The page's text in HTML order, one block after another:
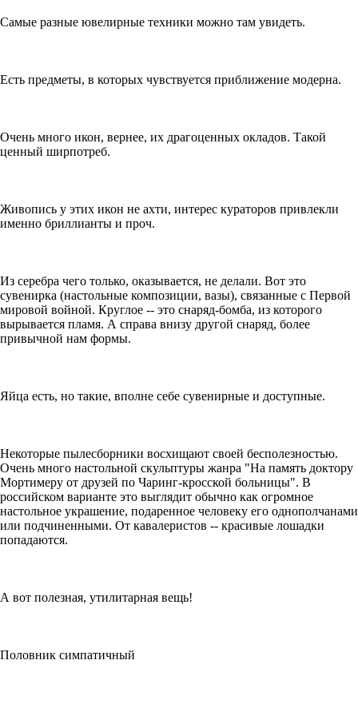
Самые разные ювелирные техники можно там увидеть.
Есть предметы, в которых чувствуется приближение модерна.
Очень много икон, вернее, их драгоценных окладов. Такой
ценный ширпотреб.
Живопись у этих икон не ахти, интерес кураторов привлекли
именно бриллианты и проч.
Из серебра чего только, оказывается, не делали. Вот это
сувенирка (настольные композиции, вазы), связанные с Первой
мировой войной. Круглое -- это снаряд-бомба, из которого
вырывается пламя. А справа внизу другой снаряд, более
привычной нам формы.
Яйца есть, но такие, вполне себе сувенирные и доступные.
Некоторые пылесборники восхищают своей бесполезностью.
Очень много настольной скульптуры жанра "На память доктору
Мортимеру от друзей по Чаринг-кросской больницы". В
российском варианте это выглядит обычно как огромное
настольное украшение, подаренное человеку его однополчанами
или подчиненными. От кавалеристов -- красивые лошадки
попадаются.
А вот полезная, утилитарная вещь!
Половник симпатичный